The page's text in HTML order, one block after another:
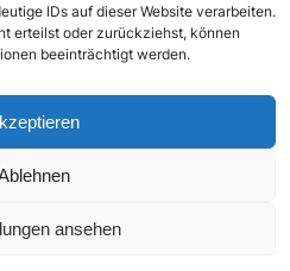
IDs auf dieser Website verarbeiten.
erteilst oder zurückziehst, können
beeinträchtigt werden.
ansehen
eDiscovery, Insider Risk
AI Governance.
LinkedIn Profil
| Datenschutz